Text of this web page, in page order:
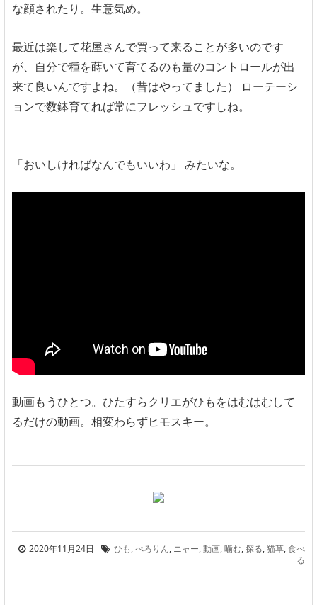
な顔されたり。生意気め。
最近は楽して花屋さんで買って来ることが多いのです
が、自分で種を蒔いて育てるのも量のコントロールが出
来て良いんですよね。（昔はやってました） ローテーシ
ョンで数鉢育てれば常にフレッシュですしね。
「おいしければなんでもいいわ」 みたいな。
動画もうひとつ。ひたすらクリエがひもをはむはむして
るだけの動画。相変わらずヒモスキー。
2020年11月24日 ひも,ぺろりん, ニャー,動画,噛む,探る,猫草,食べ
る